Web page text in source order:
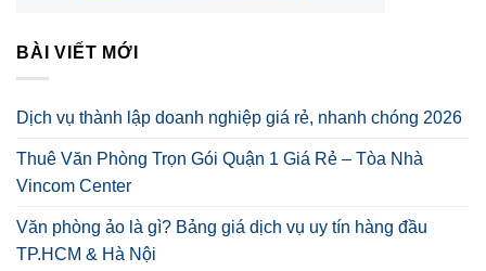
BÀI VIẾT MỚI
Dịch vụ thành lập doanh nghiệp giá rẻ, nhanh chóng 2026
Thuê Văn Phòng Trọn Gói Quận 1 Giá Rẻ – Tòa Nhà
Vincom Center
Văn phòng ảo là gì? Bảng giá dịch vụ uy tín hàng đầu
TP.HCM & Hà Nội